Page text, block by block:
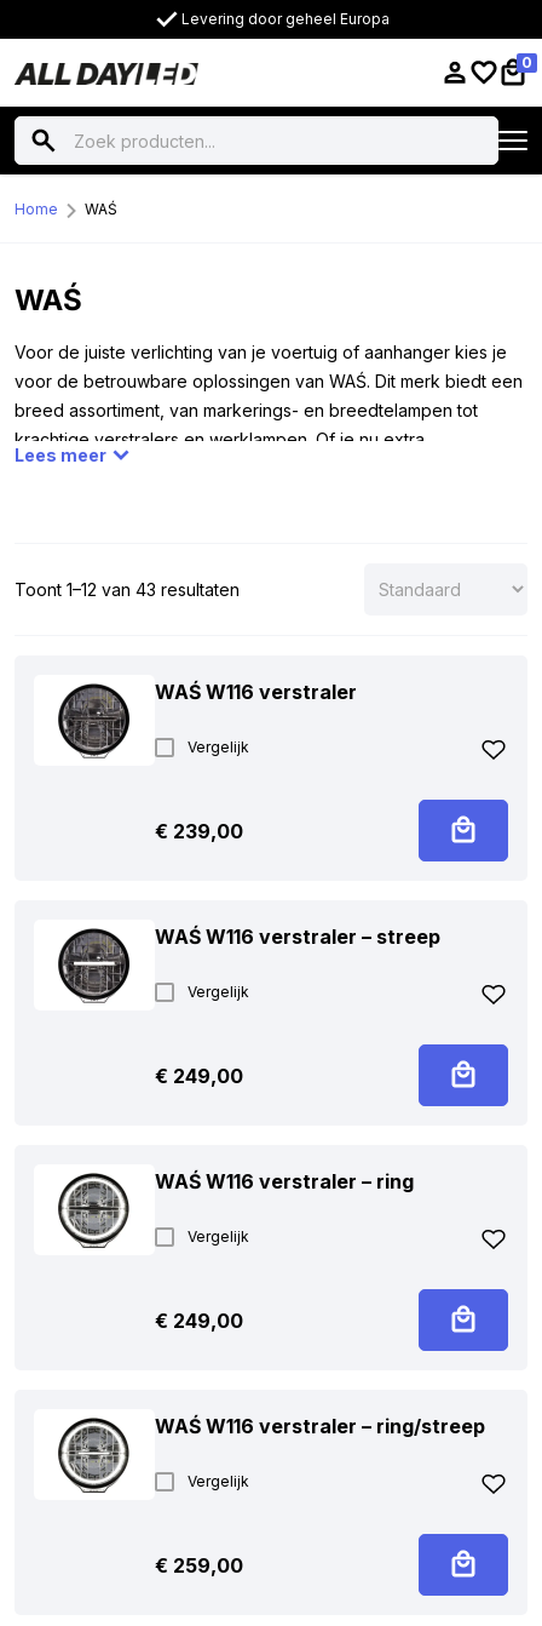
Levering door geheel Europa
0
Home WAŚ
WAŚ
Voor de juiste verlichting van je voertuig of aanhanger kies je
voor de betrouwbare oplossingen van WAŚ. Dit merk biedt een
breed assortiment, van markerings- en breedtelampen tot
krachtige verstralers en werklampen. Of je nu extra
zichtbaarheid nodig hebt voor je auto, vrachtwagen, camper,
voor jouw situatie. Hulp nodig bij je keuze? Neem contact met
Lees meer
Toont 1–12 van 43 resultaten
WAŚ W116 verstraler
Vergelijk
€ 239,00
WAŚ W116 verstraler – streep
Vergelijk
€ 249,00
WAŚ W116 verstraler – ring
Vergelijk
€ 249,00
WAŚ W116 verstraler – ring/streep
Vergelijk
€ 259,00